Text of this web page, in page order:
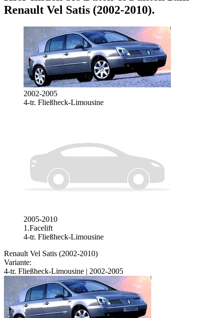
Renault Vel Satis (2002-2010).
2002-2005
4-tr. Fließheck-Limousine
2005-2010
1.Facelift
4-tr. Fließheck-Limousine
Renault Vel Satis (2002-2010)
Variante:
4-tr. Fließheck-Limousine | 2002-2005